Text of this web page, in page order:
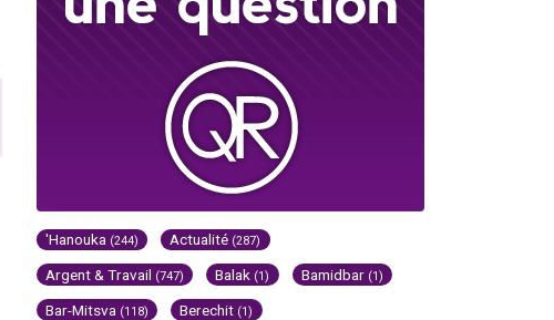
'Hanouka (244) Actualité (287)
Argent & Travail (747) Balak (1) Bamidbar (1)
Bar-Mitsva (118) Berechit (1)